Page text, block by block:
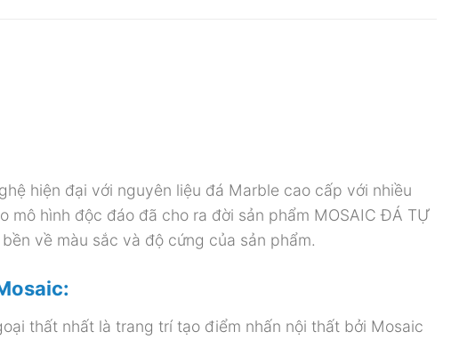
hiện đại với nguyên liệu đá Marble cao cấp với nhiều
mô hình độc đáo đã cho ra đời sản phẩm MOSAIC ĐÁ TỰ
về màu sắc và độ cứng của sản phẩm.
thất nhất là trang trí tạo điểm nhấn nội thất bởi Mosaic